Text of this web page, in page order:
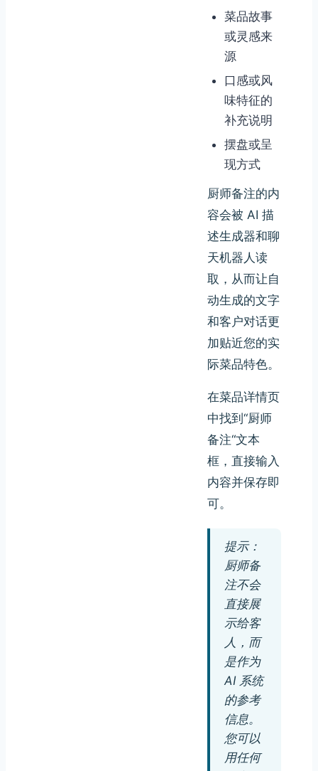
菜品故事
或灵感来
源
口感或风
味特征的
补充说明
摆盘或呈
现方式
厨师备注的内
容会被 AI 描
述生成器和聊
天机器人读
取，从而让自
动生成的文字
和客户对话更
加贴近您的实
际菜品特色。
在菜品详情页
中找到“厨师
备注“文本
框，直接输入
内容并保存即
可。
提示：
厨师备
注不会
直接展
示给客
人，而
是作为
AI 系统
的参考
信息。
您可以
用任何